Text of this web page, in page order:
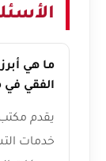
ما هي
الفقي في
يقدم
خدمات